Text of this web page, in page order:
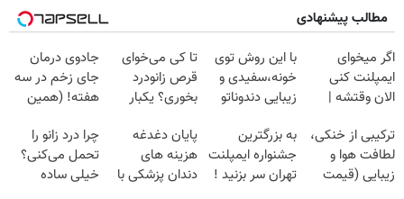
مطالب پیشنهادی
اگر میخوای
ایمپلنت کنی
الان وقتشه |
میلیون تومان!!!
با این روش توی
خونه،سفیدی و
زیبایی دندوناتو
(40%off)
تا کی می‌خوای
قرص زانودرد
بخوری؟ یکبار
کن
جادوی درمان
جای زخم در سه
هفته! (همین
صحبت کنید)
ترکیبی از خنکی،
لطافت هوا و
زیبایی (قیمت
به بزرگترین
جشنواره ایمپلنت
تهران سر بزنید !
پایان دغدغه
هزینه های
دندان پزشکی با
چرا درد زانو را
تحمل می‌کنی؟
خیلی ساده